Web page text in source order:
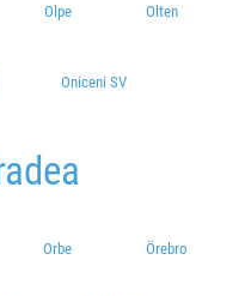
Olpe Olten
Oniceni SV
Orbe Örebro